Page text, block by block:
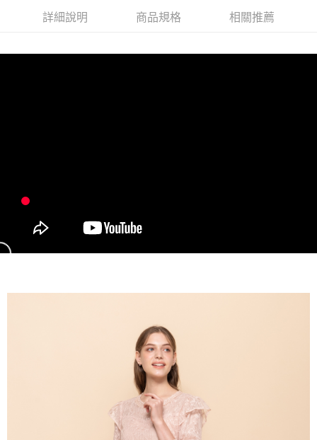
詳細說明 商品規格 相關推薦